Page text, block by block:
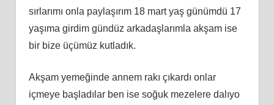
sırlarımı onla paylaşırım 18 mart yaş günümdü 17
yaşıma girdim gündüz arkadaşlarımla akşam ise
bir bize üçümüz kutladık.
Akşam yemeğinde annem rakı çıkardı onlar
içmeye başladılar ben ise soğuk mezelere dalıyo